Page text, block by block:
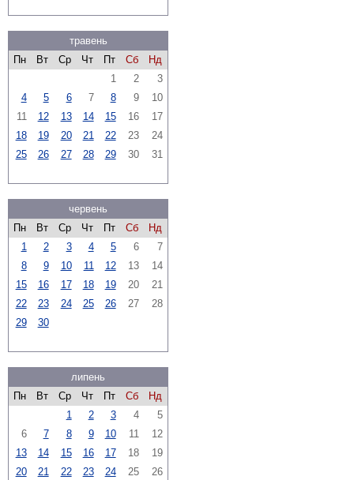
травень
Пн
Вт Ср Чт Пт Сб
Нд
1
2
3
4
5 6 7 8 9
10
11
12 13 14 15 16
17
18
19 20 21 22 23
24
25
26 27 28 29 30 31
червень
Пн
Вт Ср Чт Пт Сб
Нд
1
2 3 4 5 6
7
8
9 10 11 12 13
14
15
16 17 18 19 20
21
22
23 24 25 26 27
28
29
30
липень
Пн
Вт Ср Чт Пт Сб
Нд
1
2 3 4
5
6
7 8 9 10 11
12
13
14 15 16 17 18
19
20
21 22 23 24 25
26